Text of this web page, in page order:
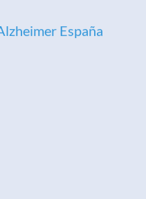
España